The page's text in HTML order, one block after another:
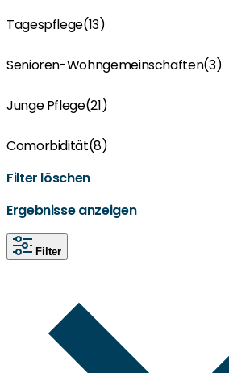
Tagespflege(13)
Senioren-Wohngemeinschaften(3)
Junge Pflege(21)
Comorbidität(8)
Filter löschen
Ergebnisse anzeigen
Filter